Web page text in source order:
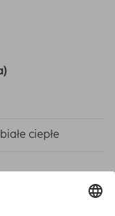
ciepłe